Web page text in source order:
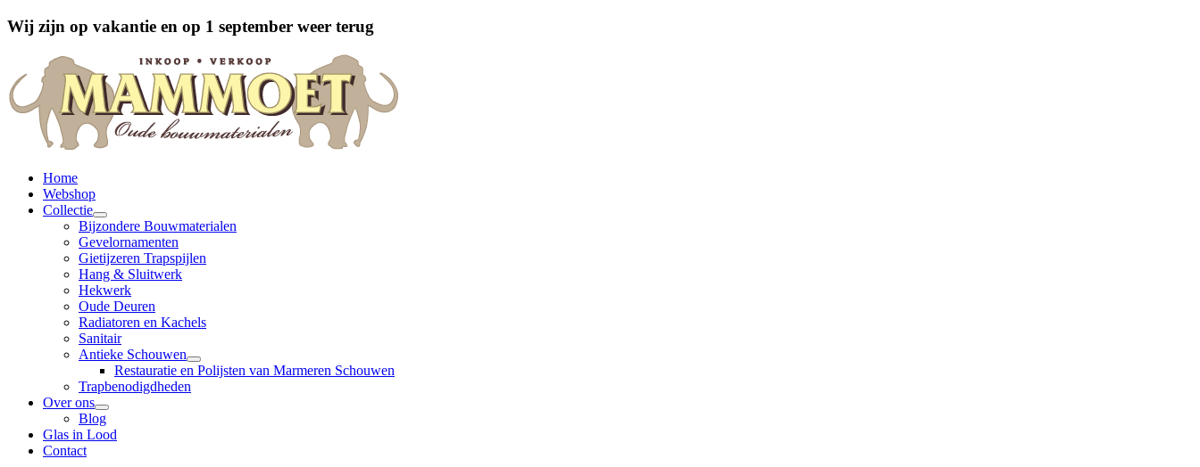
Wij zijn op vakantie en op 1 september weer terug
Home
Webshop
Collectie
Bijzondere Bouwmaterialen
Gevelornamenten
Gietijzeren Trapspijlen
Hang & Sluitwerk
Hekwerk
Oude Deuren
Radiatoren en Kachels
Sanitair
Antieke Schouwen
Restauratie en Polijsten van Marmeren Schouwen
Trapbenodigdheden
Over ons
Blog
Glas in Lood
Contact